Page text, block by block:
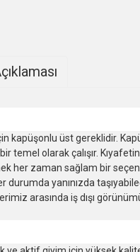
kapüşonlu üst gereklidir.
temel olarak çalışır.
her zaman sağlam bir
yanınızda
arasında iş dışı